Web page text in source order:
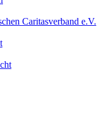
Caritasverband e.V.